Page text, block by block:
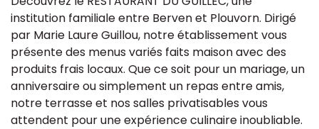
institution familiale entre Berven et Plouvorn. Dirigé
par Marie Laure Guillou, notre établissement vous
présente des menus variés faits maison avec des
produits frais locaux. Que ce soit pour un mariage, un
anniversaire ou simplement un repas entre amis,
notre terrasse et nos salles privatisables vous
attendent pour une expérience culinaire inoubliable.